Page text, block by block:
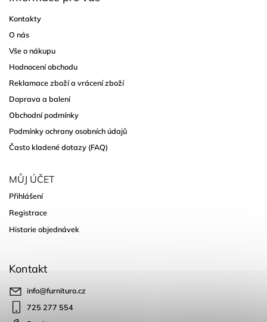
Kontakty
O nás
Vše o nákupu
Hodnocení obchodu
Reklamace zboží a vrácení zboží
Doprava a balení
Obchodní podmínky
Podmínky ochrany osobních údajů
Často kladené dotazy (FAQ)
MŮJ ÚČET
Přihlášení
Registrace
Historie objednávek
Kontakt
info@furnituro.cz
725 277 554